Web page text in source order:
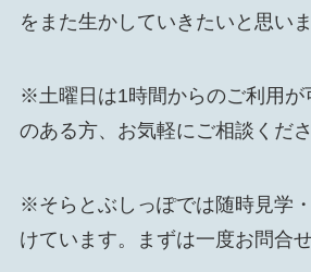
をまた生かしていきたいと思いま
※土曜日は1時間からのご利用が
のある方、お気軽にご相談くださ
※そらとぶしっぽでは随時見学
けています。まずは一度お問合せ